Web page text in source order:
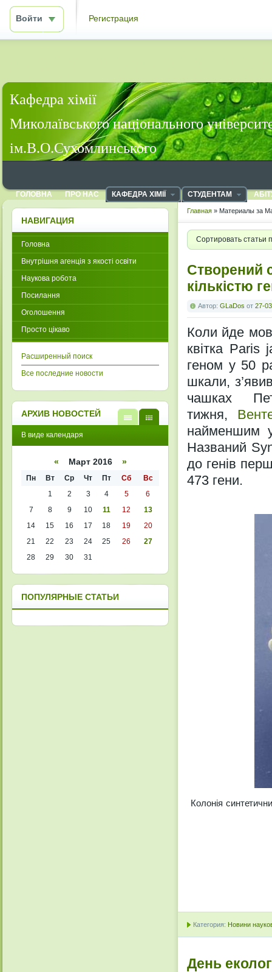
Войти Регистрация
Кафедра хімії
Миколаївського національного
ім.В.О.Сухомлинського
ГОЛОВНА ПРО НАС КАФЕДРА ХІМІЇ СТУДЕНТАМ
Главная » Материалы за
Сортировать статьи
Створений
кількістю
Автор: GLaDos от 27-
Коли йде
квітка Paris
геном у 50
шкали,
чашках
тижня,
найменшим у
Названий
до генів
473 гени.
Колонія
Категория: Новини
День
НАВИГАЦИЯ
Головна
Внутрішня агенція з якості освіти
Наукова робота
Посилання
Оголошення
Просто цікаво
Расширенный поиск
Все последние новости
АРХИВ НОВОСТЕЙ
кален
списк
В виде календаря
« Март 2016 »
Пн Вт Ср Чт Пт Сб
Вс
1
2 3 4 5
6
7
8 9 10 11 12
13
14
15 16 17 18 19
20
21
22 23 24 25 26
27
28
29 30 31
ПОПУЛЯРНЫЕ СТАТЬИ